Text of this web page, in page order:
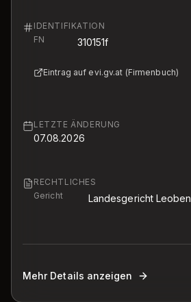
IDENTIFIKATION
FN
310151f
Eintrag auf evi.gv.at (Firmenbuch)
LETZTE ÄNDERUNG
07.08.2026
RECHTLICHES
Gericht
Landesgericht Leoben
Mehr Details anzeigen